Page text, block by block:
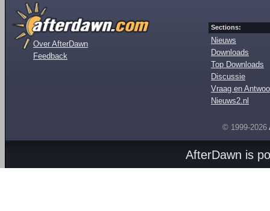
Over AfterDawn
Feedback
Sections:
Nieuws
Downloads
Top Downloads
Discussie
Vraag en
Nieuws2.nl
© 1999-2026
AfterDawn is